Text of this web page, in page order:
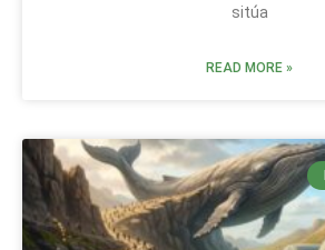
sitúa
READ MORE »